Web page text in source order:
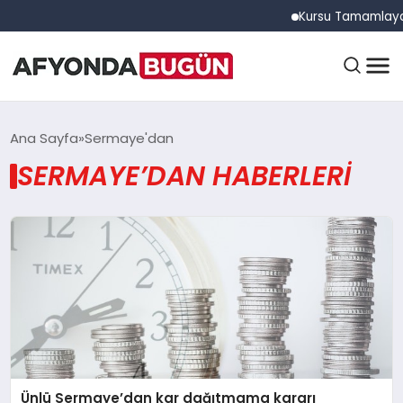
Kursu
ANASAYFA
EĞITIM
DÜNYA
Ana Sayfa Sermaye'dan
SERMAYE’DAN HABERLERI
Ünlü Sermaye’dan kar dağıtmama kararı